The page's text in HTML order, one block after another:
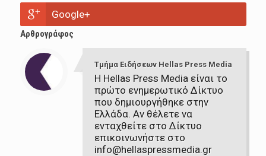
Google+
Αρθρογράφος
Τμήμα Ειδήσεων Hellas Press Media
Η Hellas Press Media είναι το
πρώτο ενημερωτικό Δίκτυο
που δημιουργήθηκε στην
Ελλάδα. Αν θέλετε να
ενταχθείτε στο Δίκτυο
επικοινωνήστε στο
info@hellaspressmedia.gr